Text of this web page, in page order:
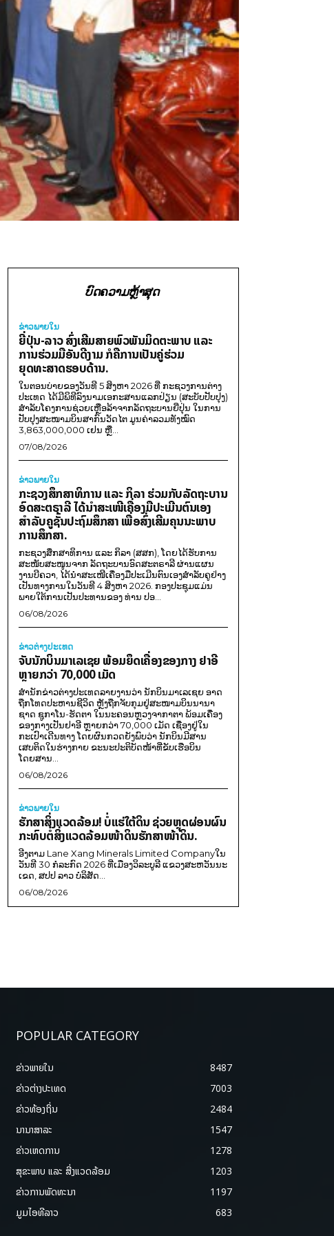
ບົດຄວາມຫຼ້າສຸດ
ຂ່າວພາຍ​ໃນ
ຍີ່ປຸ່ນ-ລາວ ສົ່ງເສີມສາຍພົວພັນມິດຕະພາບ ແລະ
ການຮ່ວມມືອັນດີງາມ ກໍຄືການເປັນຄູ່ຮ່ວມ
ຍຸດທະສາດຮອບດ້ານ.
ໃນຕອນບ່າຍຂອງວັນທີ 5 ສິງຫາ 2026 ທີ່ ກະຊວງການຕ່າງ
ປະເທດ ໄດ້ມີພິທີລົງນາມເອກະສານແລກປ່ຽນ (ສະບັບປັບປຸງ)
ສໍາລັບໂຄງການຊ່ວຍເຫຼືອລ້າຈາກລັດຖະບານຍີ່ປຸ່ນ ໃນການ
ປັບປຸງສະໜາມບິນສາກົນວັດໄຕ ມູນຄ່າລວມທັງໝົດ
3,863,000,000 ເຢນ ຫຼື...
07/08/2026
ຂ່າວພາຍ​ໃນ
ກະຊວງສຶກສາທິການ ແລະ ກິລາ ຮ່ວມກັບລັດຖະບານ
ອົດສະຕຣາລີ ໄດ້ນຳສະເໜີເຄື່ອງມືປະເມີນຕົນເອງ
ສຳລັບຄູຊັ້ນປະຖົມສຶກສາ ເພື່ອສົ່ງເສີມຄຸນນະພາບ
ການສຶກສາ.
ກະຊວງສຶກສາທິການ ແລະ ກິລາ (ສສກ), ໂດຍໄດ້ຮັບການ
ສະໜັບສະໜູນຈາກ ລັດຖະບານອົດສະຕຣາລີ ຜ່ານແຜນ
ງານບີຄວາ, ໄດ້ນຳສະເໜີເຄື່ອງມືປະເມີນຕົນເອງສຳລັບຄູຢ່າງ
ເປັນທາງການໃນວັນທີ 4 ສິງຫາ 2026. ກອງປະຊຸມແມ່ນ
ພາຍໃຕ້ການເປັນປະທານຂອງ ທ່ານ ປອ...
06/08/2026
ຂ່າວຕ່າງປະເທດ
ຈັບນັກບິນມາເລເຊຍ ພ້ອມຍຶດເຄື່ອງຂອງກາງ ຢາອີ
ຫຼາຍກວ່າ 70,000 ເມັດ
ສຳນັກຂ່າວຕ່າງປະເທດລາຍງານວ່າ ນັກບິນມາເລເຊຍ ອາດ
ຖືກໂທດປະຫານຊີວິດ ຫຼັງຖືກຈັບກຸມຢູ່ສະໜາມບິນນານາ
ຊາດ ຊູກາໂນ-ຮັດຕາ ໃນນະຄອນຫຼວງຈາກາຕາ ພ້ອມເຄື່ອງ
ຂອງກາງເປັນຢາອີ ຫຼາຍກວ່າ 70,000 ເມັດ ເຊື່ອງຢູ່ໃນ
ກະເປົາເດີນທາງ ໂດຍຜົນກວດຍັງພົບວ່າ ນັກບິນມີສານ
ເສບຕິດໃນຮ່າງກາຍ ຂະນະປະຕິບັດໜ້າທີ່ຂັບເຮືອບິນ
ໂດຍສານ...
06/08/2026
ຂ່າວພາຍ​ໃນ
ຮັກສາສິ່ງແວດລ້ອມ! ບໍ່ແຮ່ໃຕ້ດິນ ຊ່ວຍຫຼຸດຜ່ອນຜົນ
ກະທົບຕໍ່ສິ່ງແວດລ້ອມໜ້າດິນຮັກສາໜ້າດິນ.
ອີງຕາມ Lane Xang Minerals Limited Companyໃນ
ວັນທີ 30 ກໍລະກົດ 2026 ທີ່ເມືອງວິລະບູລີ ແຂວງສະຫວັນນະ
ເຂດ, ສປປ ລາວ ບໍລິສັດ...
06/08/2026
POPULAR CATEGORY
ຂ່າວພາຍ​ໃນ
8487
ຂ່າວຕ່າງປະເທດ
7003
ຂ່າວທ້ອງຖິ່ນ
2484
ນານາສາລະ
1547
ຂ່າວເຫດການ
1278
ສຸຂະພາບ ແລະ ສີ່ງແວດລ້ອມ
1203
ຂ່າວການພັດທະນາ
1197
ມູມໄອທີລາວ
683